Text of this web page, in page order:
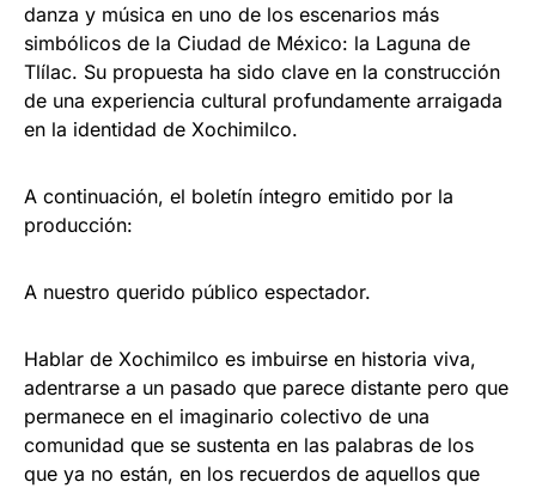
danza y música en uno de los escenarios más
simbólicos de la Ciudad de México: la Laguna de
Tlílac. Su propuesta ha sido clave en la construcción
de una experiencia cultural profundamente arraigada
en la identidad de Xochimilco.
A continuación, el boletín íntegro emitido por la
producción:
A nuestro querido público espectador.
Hablar de Xochimilco es imbuirse en historia viva,
adentrarse a un pasado que parece distante pero que
permanece en el imaginario colectivo de una
comunidad que se sustenta en las palabras de los
que ya no están, en los recuerdos de aquellos que